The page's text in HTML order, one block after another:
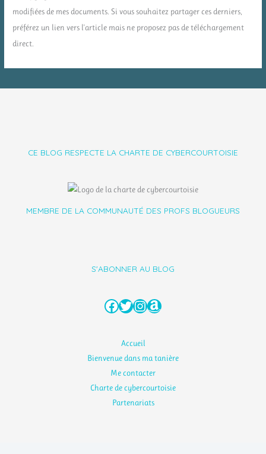
modifiées de mes documents. Si vous souhaitez partager ces derniers,
préférez un lien vers l'article mais ne proposez pas de téléchargement
direct.
CE BLOG RESPECTE LA CHARTE DE CYBERCOURTOISIE
MEMBRE DE LA COMMUNAUTÉ DES PROFS BLOGUEURS
S'ABONNER AU BLOG
Facebook
Twitter
Instagram
Amazon
Accueil
Bienvenue dans ma tanière
Me contacter
Charte de cybercourtoisie
Partenariats